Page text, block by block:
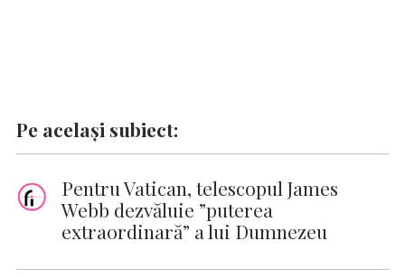
Pe același subiect:
Pentru Vatican, telescopul James
Webb dezvăluie ”puterea
extraordinară” a lui Dumnezeu